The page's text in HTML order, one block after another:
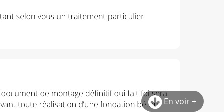
En voir +